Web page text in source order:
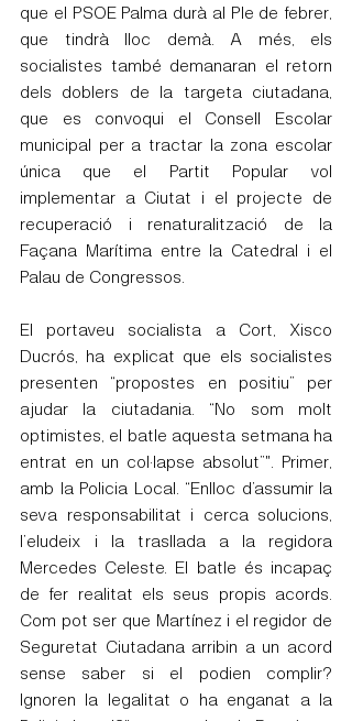
que el PSOE Palma durà al Ple de febrer,
que tindrà lloc demà. A més, els
socialistes també demanaran el retorn
dels doblers de la targeta ciutadana,
que es convoqui el Consell Escolar
municipal per a tractar la zona escolar
única que el Partit Popular vol
implementar a Ciutat i el projecte de
recuperació i renaturalització de la
Façana Marítima entre la Catedral i el
Palau de Congressos.
El portaveu socialista a Cort, Xisco
Ducrós, ha explicat que els socialistes
presenten “propostes en positiu” per
ajudar la ciutadania. “No som molt
optimistes, el batle aquesta setmana ha
entrat en un col·lapse absolut”". Primer,
amb la Policia Local. “Enlloc d’assumir la
seva responsabilitat i cerca solucions,
l’eludeix i la trasllada a la regidora
Mercedes Celeste. El batle és incapaç
de fer realitat els seus propis acords.
Com pot ser que Martínez i el regidor de
Seguretat Ciutadana arribin a un acord
sense saber si el podien complir?
Ignoren la legalitat o ha enganat a la